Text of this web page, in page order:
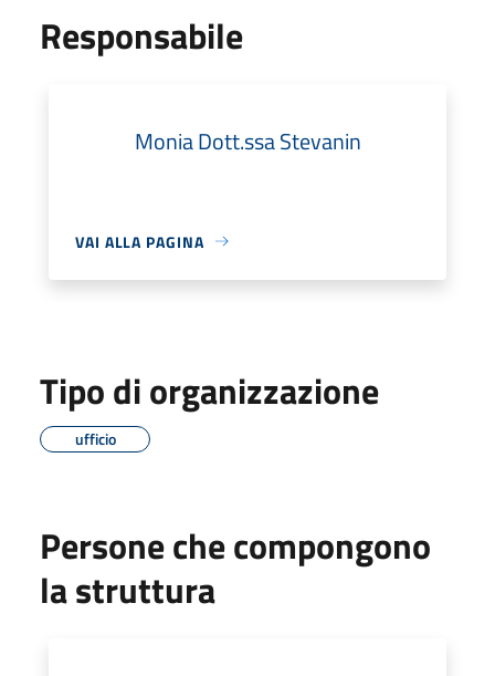
Responsabile
Monia Dott.ssa Stevanin
VAI ALLA PAGINA
Tipo di organizzazione
ufficio
Persone che compongono
la struttura